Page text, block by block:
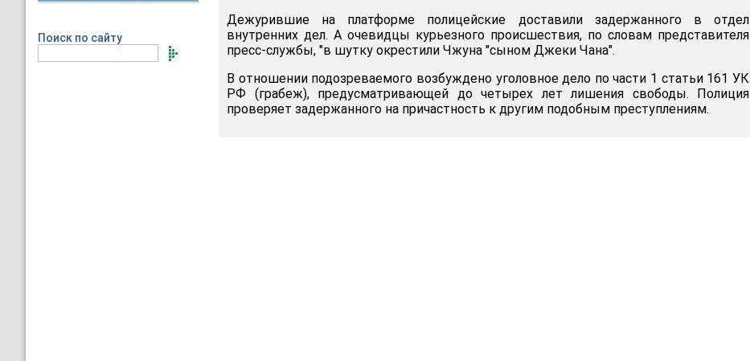
Поиск по сайту
Дежурившие на платформе полицейские доставили задержанного в отдел
внутренних дел. А очевидцы курьезного происшествия, по словам представителя
пресс-службы, "в шутку окрестили Чжуна "сыном Джеки Чана".
В отношении подозреваемого возбуждено уголовное дело по части 1 статьи 161 УК
РФ (грабеж), предусматривающей до четырех лет лишения свободы. Полиция
проверяет задержанного на причастность к другим подобным преступлениям.